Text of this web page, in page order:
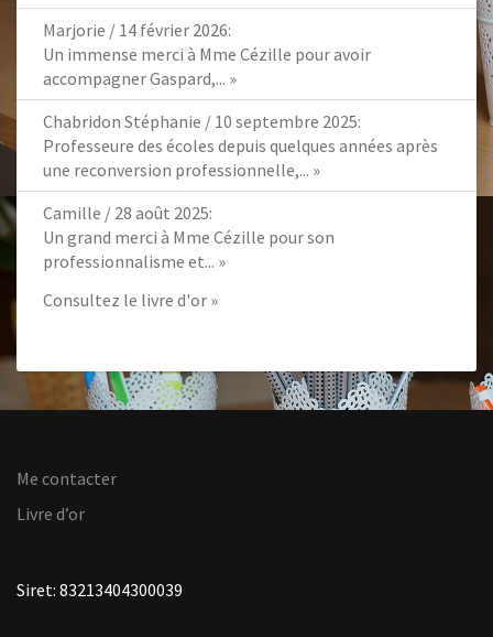
Marjorie / 14 février 2026:
Un immense merci à Mme Cézille pour avoir
accompagner Gaspard,... »
Chabridon Stéphanie / 10 septembre 2025:
Professeure des écoles depuis quelques années après
une reconversion professionnelle,... »
Camille / 28 août 2025:
Un grand merci à Mme Cézille pour son
professionnalisme et... »
Consultez le livre d'or »
Me contacter
Livre d’or
Siret: 83213404300039